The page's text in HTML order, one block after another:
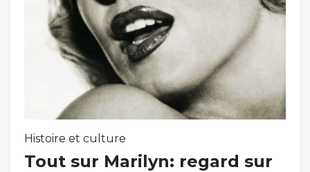
Histoire et culture
Tout sur Marilyn: regard sur